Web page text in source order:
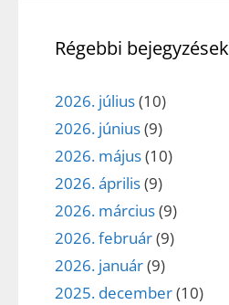
Régebbi bejegyzések
2026. július(10)
2026. június(9)
2026. május(10)
2026. április(9)
2026. március(9)
2026. február(9)
2026. január(9)
2025. december(10)